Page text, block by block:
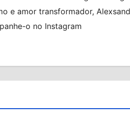
e amor transformador,
o no Instagram
OSASCO
RED BULL BRAGANTINO